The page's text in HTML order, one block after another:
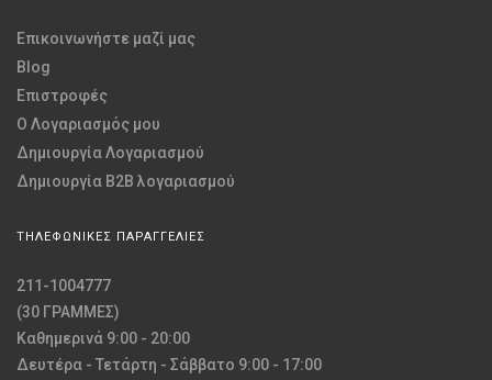
Επικοινωνήστε μαζί μας
Blog
Επιστροφές
O Λογαριασμός μου
Δημιουργία Λογαριασμού
Δημιουργία B2B λογαριασμού
ΤΗΛΕΦΩΝΙΚΕΣ ΠΑΡΑΓΓΕΛΙΕΣ
211-1004777
(30 ΓΡΑΜΜΕΣ)
Καθημερινά 9:00 - 20:00
Δευτέρα - Τετάρτη - Σάββατο 9:00 - 17:00